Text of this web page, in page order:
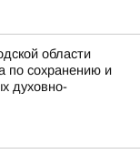
области
по сохранению и
духовно-